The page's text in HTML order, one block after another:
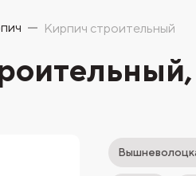
Кирпич строительный